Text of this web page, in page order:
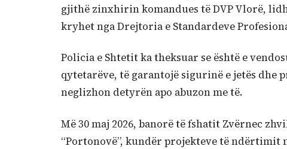
gjithë zinxhirin komandues të DVP Vlorë,
kryhet nga Drejtoria e Standardeve
Policia e Shtetit ka theksuar se është e
qytetarëve, të garantojë sigurinë e jetës dhe
neglizhon detyrën apo abuzon me të.
Më 30 maj 2026, banorë të fshatit Zvërnec
“Portonovë”, kundër projekteve të ndërtimit